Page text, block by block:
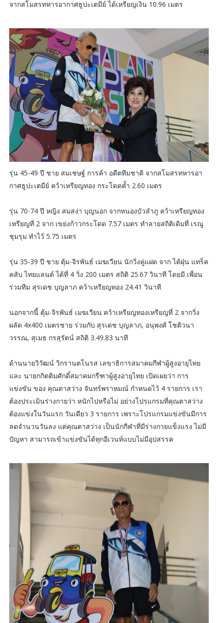
จากสโมสรทหารอากาศธูปะเตมีย์ ได้เหรียญเงิน 10.96 เมตร
รุ่น 45-49 ปี ชาย สมเชษฐ์ การค้า อดีตทีมชาติ จากสโมสรทหารอา
กาศธูปะเตมีย์ คว้าเหรียญทอง กระโดดค้ำ 2.60 เมตร
รุ่น 70-74 ปี หญิง สมสง่า บุญนอก จากหนองบัวลำภู คว้าเหรียญทอง
เหรียญที่ 2 จาก เขย่งก้าวกระโดด 7.57 เมตร ทำลายสถิติเดิมที่ เรณู
ชุมรุม ทำไว้ 5.75 เมตร
รุ่น 35-39 ปี ชาย ตุ้ม-จิรพันธ์ เมฆเวียน นักวิ่งคู่แฝด จาก ไต้ฝุ่น แทร็ค
คลับ ไทยแลนด์ ได้ที่ 4 วิ่ง 200 เมตร สถิติ 25.67 วินาที โดยมี เพื่อน
ร่วมทีม สุรเดช บุญลาภ คว้าเหรียญทอง 24.41 วินาที
นอกจากนี้ ตุ้ม-จิรพันธ์ เมฆเวียน คว้าเหรียญทองเหรียญที่ 2 จากวิ่ง
ผลัด 4x400 เมตรชาย ร่วมกับ สุรเดช บุญลาภ, อนุพงศ์ โชติวนา
วรรณ, สุเมธ กรสุรัตน์ สถิติ 3.49.83 นาที
ด้านนายวิวัฒน์ วิกรานตโนรส เลขาธิการสมาคมกีฬาผู้สูงอายุไทย
และ นายกกิตติมศักดิ์สมาคมกรีฑาผู้สูงอายุไทย เปิดเผยว่า การ
แข่งขัน ของ คุณตาสว่าง จันทร์พราหมณ์ กำหนดไว้ 4 รายการ เรา
ต้องประเมินร่างกายว่า หนักไปหรือไม่ อย่างโปรแกรมที่คุณตาสว่าง
ต้องแข่งในวันแรก วันเดียว 3 รายการ เพราะโปรแกรมแข่งขันมีการ
ลดจำนวนวันลง แต่คุณตาสว่าง เป็นนักกีฬาที่มีร่างกายแข็งแรง ไม่มี
ปัญหา สามารถเข้าแข่งขันได้ทุกอีเวนท์แบบไม่มีอุปสรรค